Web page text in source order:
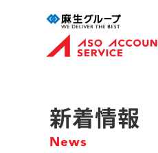
新着情報
News